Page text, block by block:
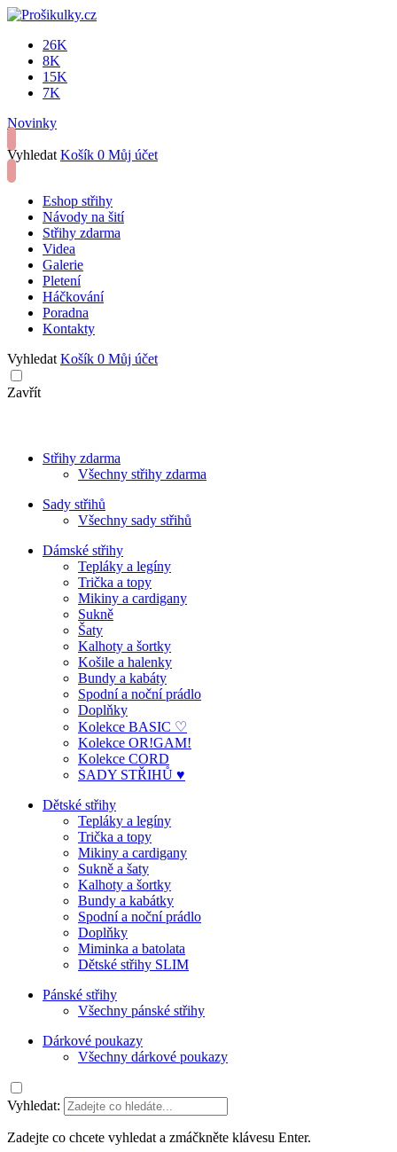
26K
8K
15K
7K
Novinky
Vyhledat Košík 0 Můj účet
Eshop střihy
Návody na šití
Střihy zdarma
Videa
Galerie
Pletení
Háčkování
Poradna
Kontakty
Vyhledat Košík 0 Můj účet
Zavřít
Střihy zdarma
Všechny střihy zdarma
Sady střihů
Všechny sady střihů
Dámské střihy
Tepláky a legíny
Trička a topy
Mikiny a cardigany
Sukně
Šaty
Kalhoty a šortky
Košile a halenky
Bundy a kabáty
Spodní a noční prádlo
Doplňky
Kolekce BASIC ♡
Kolekce OR!GAM!
Kolekce CORD
SADY STŘIHŮ ♥
Dětské střihy
Tepláky a legíny
Trička a topy
Mikiny a cardigany
Sukně a šaty
Kalhoty a šortky
Bundy a kabátky
Spodní a noční prádlo
Doplňky
Miminka a batolata
Dětské střihy SLIM
Pánské střihy
Všechny pánské střihy
Dárkové poukazy
Všechny dárkové poukazy
Vyhledat:
Zadejte co chcete vyhledat a zmáčkněte klávesu Enter.